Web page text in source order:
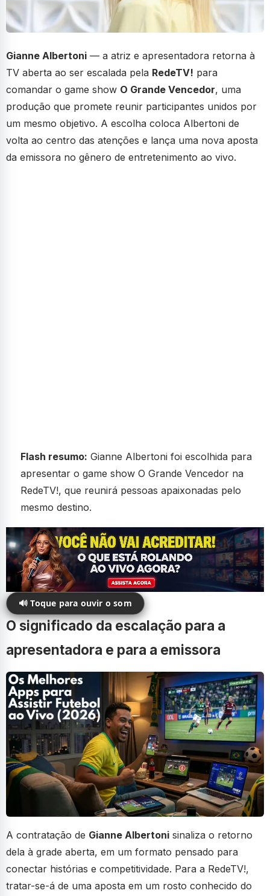
Gianne Albertoni — a atriz e apresentadora retorna à
TV aberta ao ser escalada pela RedeTV! para
comandar o game show O Grande Vencedor, uma
produção que promete reunir participantes unidos por
um mesmo objetivo. A escolha coloca Albertoni de
volta ao centro das atenções e lança uma nova aposta
da emissora no gênero de entretenimento ao vivo.
Flash resumo: Gianne Albertoni foi escolhida para
apresentar o game show O Grande Vencedor na
RedeTV!, que reunirá pessoas apaixonadas pelo
mesmo destino.
🔊 Toque para ouvir o som
O significado da escalação para a
apresentadora e para a emissora
A contratação de Gianne Albertoni sinaliza o retorno
dela à grade aberta, em um formato pensado para
conectar histórias e competitividade. Para a RedeTV!,
tratar-se-á de uma aposta em um rosto conhecido do